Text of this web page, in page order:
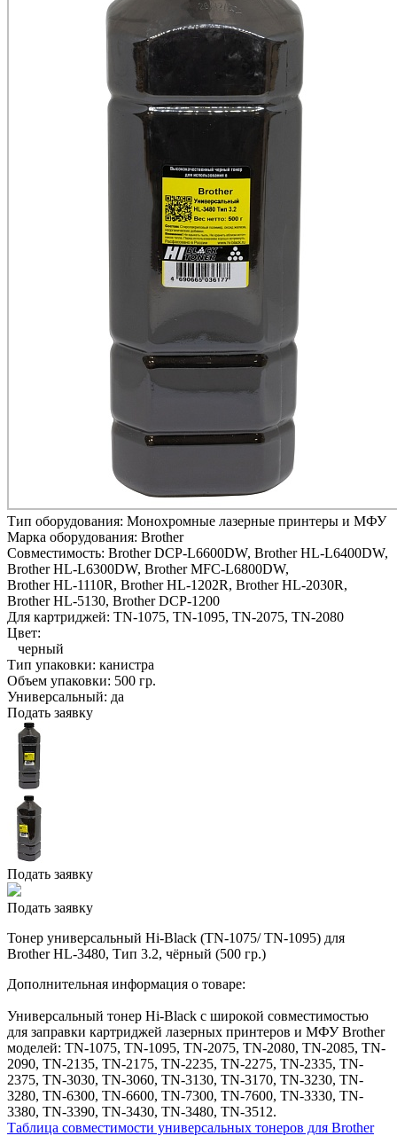
Тип оборудования: Монохромные лазерные принтеры и МФУ
Марка оборудования: Brother
Совместимость: Brother DCP-L6600DW, Brother HL-L6400DW,
Brother HL-L6300DW, Brother MFC-L6800DW,
Brother HL-1110R, Brother HL-1202R, Brother HL-2030R,
Brother HL-5130, Brother DCP-1200
Для картриджей: TN-1075, TN-1095, TN-2075, TN-2080
Цвет:
черный
Тип упаковки: канистра
Объем упаковки: 500 гр.
Универсальный: да
Подать заявку
Подать заявку
Подать заявку
Тонер универсальный Hi-Black (TN-1075/ TN-1095) для
Brother HL-3480, Тип 3.2, чёрный (500 гр.)
Дополнительная информация о товаре:
Универсальный тонер Hi-Black с широкой совместимостью
для заправки картриджей лазерных принтеров и МФУ Brother
моделей: TN-1075, TN-1095, TN-2075, TN-2080, TN-2085, TN-
2090, TN-2135, TN-2175, TN-2235, TN-2275, TN-2335, TN-
2375, TN-3030, TN-3060, TN-3130, TN-3170, TN-3230, TN-
3280, TN-6300, TN-6600, TN-7300, TN-7600, TN-3330, TN-
3380, TN-3390, TN-3430, TN-3480, TN-3512.
Таблица совместимости универсальных тонеров для Brother